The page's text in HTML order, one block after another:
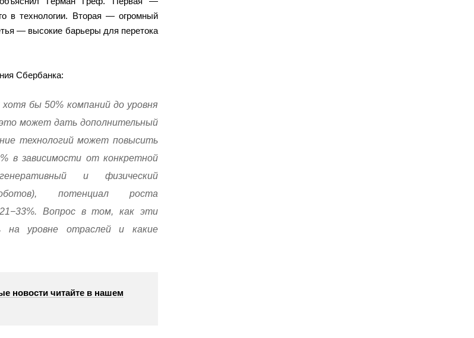
в технологии. Вторая — огромный
— высокие барьеры для перетока
Сбербанка:
бы 50% компаний до уровня
может дать дополнительный
технологий может повысить
в зависимости от конкретной
и физический
потенциал роста
Вопрос в том, как эти
на уровне отраслей и какие
новости читайте в нашем